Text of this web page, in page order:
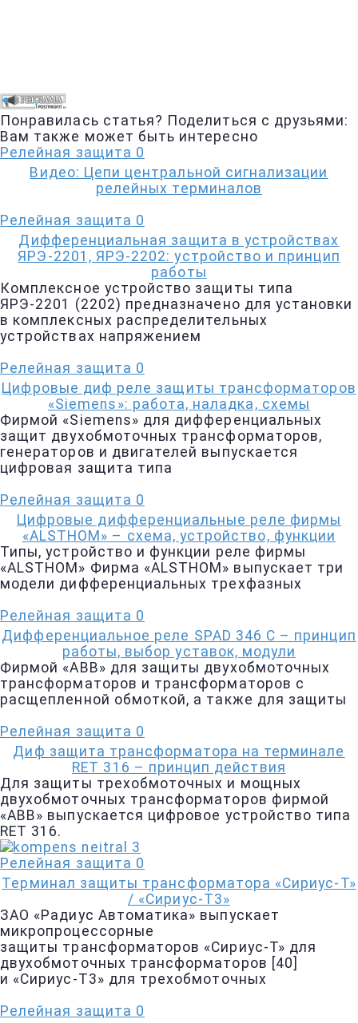
Понравилась статья? Поделиться с друзьями:
Вам также может быть интересно
Релейная защита 0
Видео: Цепи центральной сигнализации
релейных терминалов
Релейная защита 0
Дифференциальная защита в устройствах
ЯРЭ-2201, ЯРЭ-2202: устройство и принцип
работы
Комплексное устройство защиты типа
ЯРЭ-2201 (2202) предназначено для установки
в комплексных распределительных
устройствах напряжением
Релейная защита 0
Цифровые диф реле защиты трансформаторов
«Siemens»: работа, наладка, схемы
Фирмой «Siemens» для дифференциальных
защит двухобмоточных трансформаторов,
генераторов и двигателей выпускается
цифровая защита типа
Релейная защита 0
Цифровые дифференциальные реле фирмы
«ALSTHOM» – схема, устройство, функции
Типы, устройство и функции реле фирмы
«ALSTHOM» Фирма «ALSTHOM» выпускает три
модели дифференциальных трехфазных
Релейная защита 0
Дифференциальное реле SPAD 346 С – принцип
работы, выбор уставок, модули
Фирмой «АВВ» для защиты двухобмоточных
трансформаторов и трансформаторов с
расщепленной обмоткой, а также для защиты
Релейная защита 0
Диф защита трансформатора на терминале
RET 316 – принцип действия
Для защиты трехобмоточных и мощных
двухобмоточных трансформаторов фирмой
«АВВ» выпускается цифровое устройство типа
RET 316.
Релейная защита 0
Терминал защиты трансформатора «Сириус-Т»
/ «Сириус-Т3»
ЗАО «Радиус Автоматика» выпускает
микропроцессорные
защиты трансформаторов «Сириус-Т» для
двухобмоточных трансформаторов [40]
и «Сириус-Т3» для трехобмоточных
Релейная защита 0